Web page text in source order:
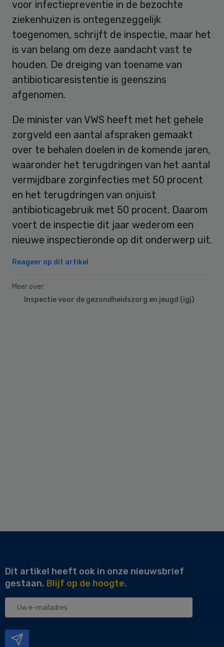
voor infectiepreventie in de bezochte
ziekenhuizen is ontegenzeggelijk
toegenomen, schrijft de inspectie, maar het
is van belang om deze aandacht vast te
houden. De dreiging van toename van
antibioticaresistentie is geenszins
afgenomen.
De minister van VWS heeft met het gehele
zorgveld een aantal afspraken gemaakt
over te behalen doelen in de komende jaren,
waaronder het terugdringen van het aantal
vermijdbare zorginfecties met 50 procent
en het terugdringen van onjuist
antibioticagebruik met 50 procent. Daarom
voert de inspectie dit jaar wederom een
nieuwe inspectieronde op dit onderwerp uit.
Reageer op dit artikel
Meer over:
Inspectie voor de gezondheidszorg en jeugd (igj)
Dit artikel heeft ook in onze nieuwsbrief
gestaan. Blijf op de hoogte.
Uw